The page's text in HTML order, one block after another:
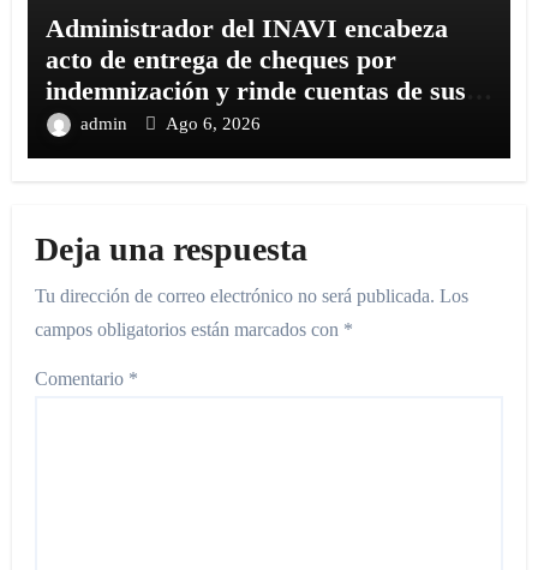
Administrador del INAVI encabeza
acto de entrega de cheques por
indemnización y rinde cuentas de sus
18 meses al frente de la institución de
servicios y asistencia social
admin Ago 6, 2026
Deja una respuesta
Tu dirección de correo electrónico no será publicada. Los
campos obligatorios están marcados con *
Comentario *